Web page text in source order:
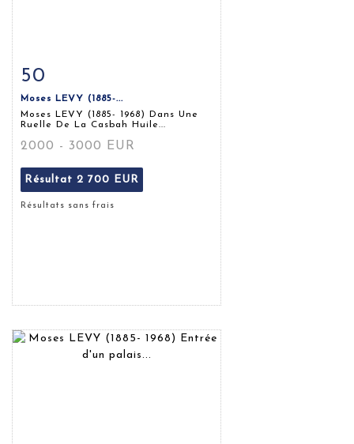
Fiche détaillée
50
Moses LEVY (1885-...
Moses LEVY (1885- 1968) Dans Une
Ruelle De La Casbah Huile...
2000 - 3000 EUR
Résultat 2 700 EUR
Résultats sans frais